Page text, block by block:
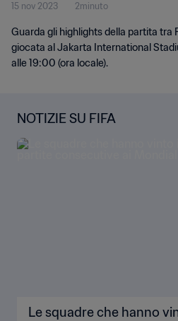
15 nov 2023 2minuto
Guarda gli highlights della partita tra
giocata al Jakarta International
alle 19:00 (ora locale).
NOTIZIE SU FIFA
Le squadre che hanno